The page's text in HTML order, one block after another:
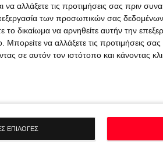
να αλλάξετε τις προτιμήσεις σας πριν
των προσωπικών σας δεδομένων
το δικαίωμα να αρνηθείτε αυτήν την
Μπορείτε να αλλάξετε τις προτιμήσεις
σε αυτόν τον ιστότοπο και κάνοντας
ΕΠΙΛΟΓΕΣ